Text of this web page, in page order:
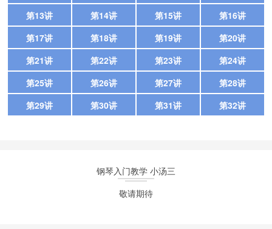
第13讲
第14讲 第15讲
第16讲
第17讲
第18讲 第19讲
第20讲
第21讲
第22讲 第23讲
第24讲
第25讲
第26讲 第27讲
第28讲
第29讲
第30讲 第31讲 第32讲
钢琴入门教学 小汤三
敬请期待